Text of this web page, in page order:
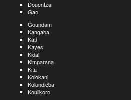
Douentza
Gao
Goundam
Kangaba
Kati
Kayes
Kidal
Kimparana
Kita
Kolokani
Kolondiéba
Koulikoro